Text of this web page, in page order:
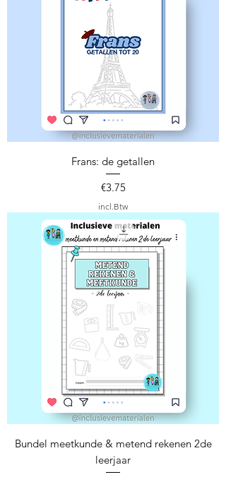
Frans: de getallen
Prijs
€3.75
incl.Btw
Bundel meetkunde & metend rekenen 2de
leerjaar